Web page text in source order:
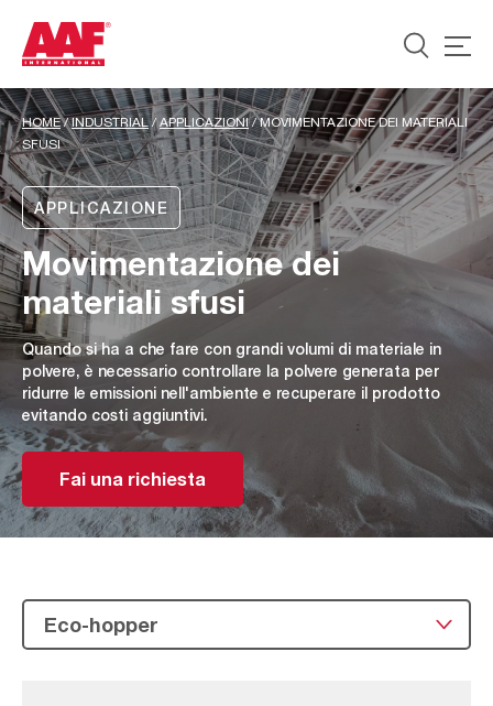
HOME/INDUSTRIAL/APPLICAZIONI/MOVIMENTAZIONE DEI MATERIALI
SFUSI
APPLICAZIONE
Movimentazione dei
materiali sfusi
Quando si ha a che fare con grandi volumi di materiale in
polvere, è necessario controllare la polvere generata per
ridurre le emissioni nell'ambiente e recuperare il prodotto
evitando costi aggiuntivi.
Fai una richiesta